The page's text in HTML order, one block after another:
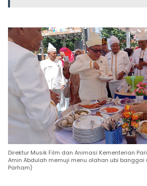
Direktur Musik Film dan Animasi Kementerian
Amin Abdulah memuji menu olahan ubi banggai
Parham)